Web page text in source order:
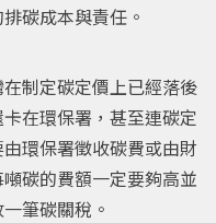
碳成本與責任。
制定碳定價上已經落後
在環保署，甚至連碳定
環保署徵收碳費或由財
碳的費額一定要夠高並
筆碳關稅。